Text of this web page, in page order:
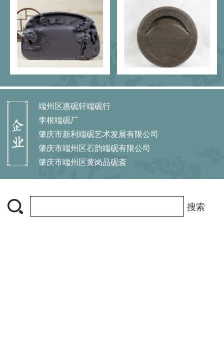
端州区惠砚轩端砚行
李根端砚厂
肇庆市新利端砚艺术发展有限公司
肇庆市端州区石韵端砚有限公司
肇庆市端州区黄岗品砚斋
搜索